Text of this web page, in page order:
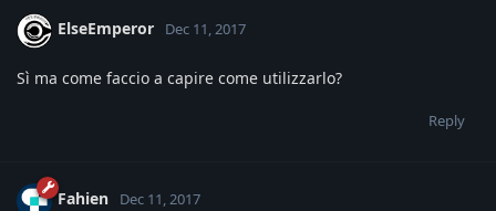
ElseEmperor Dec 11, 2017
Sì ma come faccio a capire come utilizzarlo?
Reply
Fahien Dec 11, 2017